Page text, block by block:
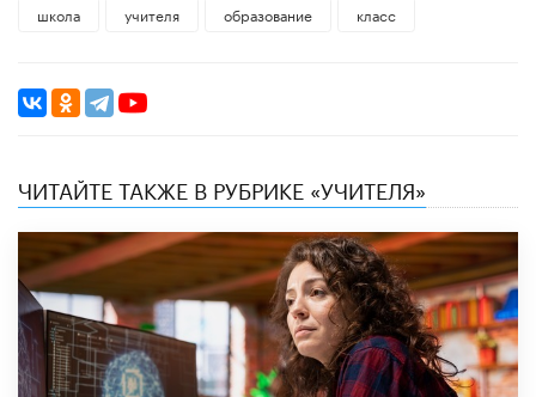
школа
учителя образование класс
ЧИТАЙТЕ ТАКЖЕ В РУБРИКЕ «УЧИТЕЛЯ»